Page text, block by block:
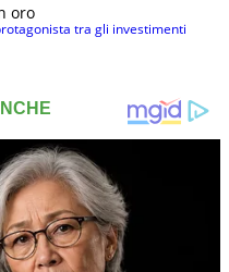
oro
tra gli investimenti